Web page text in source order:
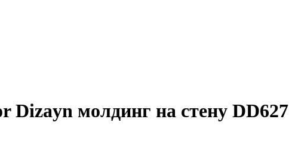
Dizayn молдинг на стену DD627